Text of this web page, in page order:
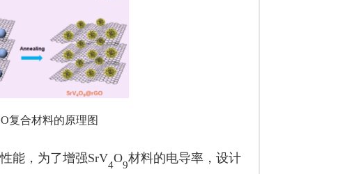
复合材料的原理图
能，为了增强SrV4O9材料的电导率，设计